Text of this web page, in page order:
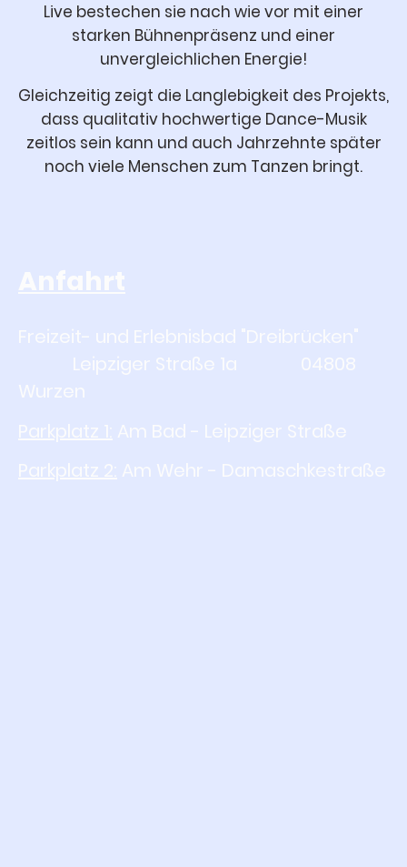
Live bestechen sie nach wie vor mit einer
starken Bühnenpräsenz und einer
unvergleichlichen Energie!
Gleichzeitig zeigt die Langlebigkeit des Projekts,
dass qualitativ hochwertige Dance-Musik
zeitlos sein kann und auch Jahrzehnte später
noch viele Menschen zum Tanzen bringt.
Anfahrt
Freizeit- und Erlebnisbad "Dreibrücken"
Leipziger Straße 1a 04808
Wurzen
Parkplatz 1: Am Bad - Leipziger Straße
Parkplatz 2: Am Wehr - Damaschkestraße